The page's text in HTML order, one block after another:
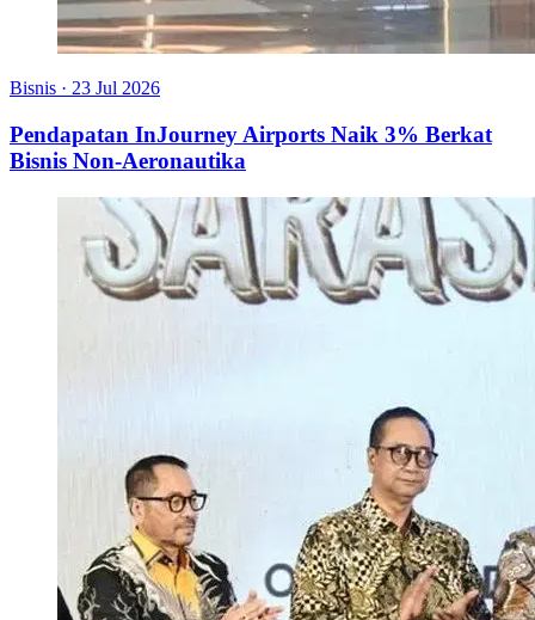
Bisnis · 23 Jul 2026
Pendapatan InJourney Airports Naik 3% Berkat
Bisnis Non-Aeronautika